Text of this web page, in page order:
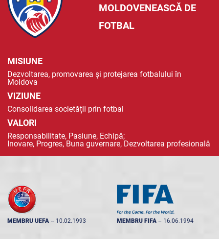
MOLDOVENEASCĂ DE
FOTBAL
MISIUNE
Dezvoltarea, promovarea și protejarea fotbalului în
Moldova
VIZIUNE
Consolidarea societății prin fotbal
VALORI
Responsabilitate, Pasiune, Echipă;
Inovare, Progres, Buna guvernare, Dezvoltarea profesională
MEMBRU UEFA -- 10.02.1993 MEMBRU FIFA -- 16.06.1994